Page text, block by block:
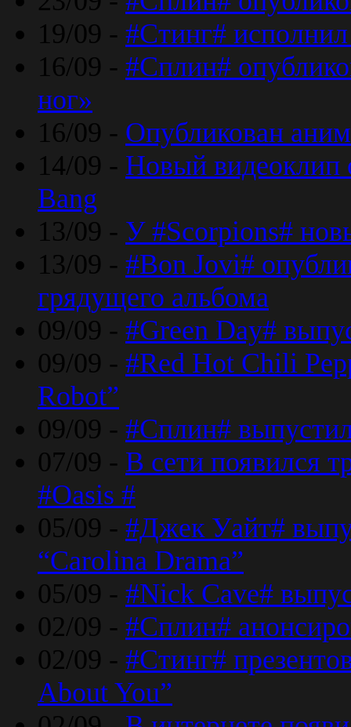
19/09 - #Стинг#
16/09 - #Сплин#
ног»
16/09 - Опубликован
14/09 - Новый видеоклип
Bang
13/09 - У #Scorpions#
13/09 - #Bon Jovi#
грядущего альбома
09/09 - #Green Day#
09/09 - #Red Hot Chili
Robot”
09/09 - #Сплин#
07/09 - В сети появился
#Oasis #
05/09 - #Джек Уайт#
“Carolina Drama”
05/09 - #Nick Cave#
02/09 - #Сплин#
02/09 - #Стинг#
About You”